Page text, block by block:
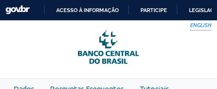
Skip to main content
PARA
O
CONTEÚDO
ACESSO À INFORMAÇÃO PARTICIPE
ENGLISH